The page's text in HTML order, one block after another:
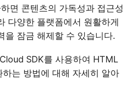
면 콘텐츠의 가독성과 접근성
다양한 플랫폼에서 원활하게
을 잠금 해제할 수 있습니다.
SDK를 사용하여 HTML
는 방법에 대해 자세히 알아